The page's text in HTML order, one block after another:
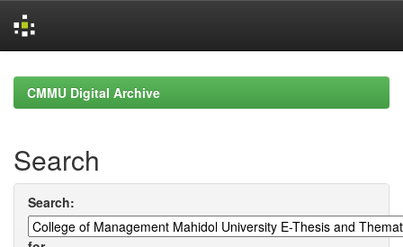
navigationCMMU Digital Archive
Search
Search: